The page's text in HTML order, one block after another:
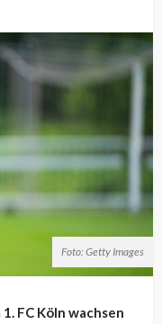
Foto: Getty Images
FC Köln wachsen